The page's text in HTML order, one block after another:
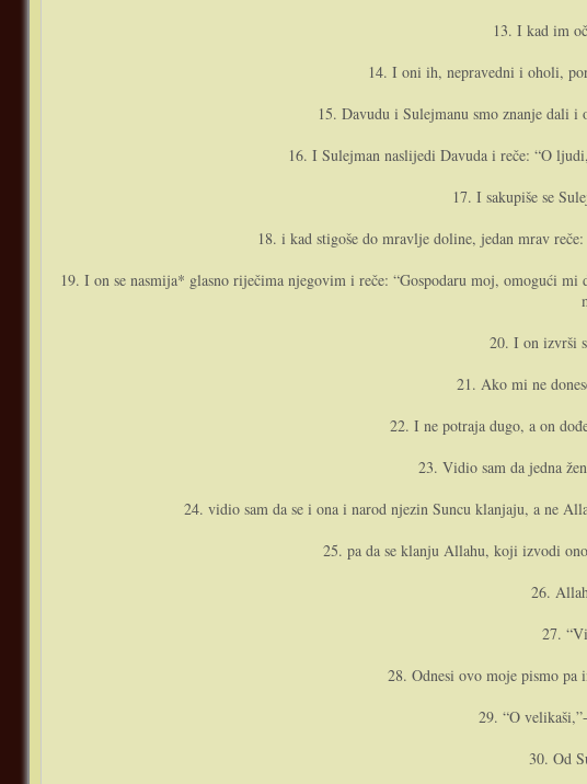
13. I kad im
14. I o­ni ih, nepravedni i oholi,
15. Davudu i Sulejmanu smo znanje dali
16. I Sulejman naslijedi Davuda i reče: “O
17. I sakupiše se
18. i kad stigoše do mravlje doline, jedan mrav
19. I o­n se nasmija* glasno riječima njegovim i reče: “Gospodaru moj, omogući
20. I o­n izvrši
21. Ako mi ne
22. I ne potraja dugo, a o­n
23. Vidio sam da jedna
24. vidio sam da se i o­na i narod njezin Suncu klanjaju, a ne
25. pa da se klanju Allahu, koji izvodi
26.
27.
28. Odnesi ovo moje pismo
29. “O
30. Od